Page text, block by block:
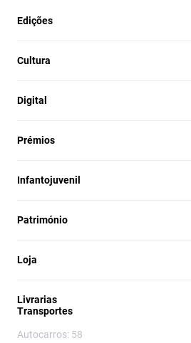
Edições
Cultura
Digital
Prémios
Infantojuvenil
Património
Loja
Livrarias
Transportes
Autocarros: 58